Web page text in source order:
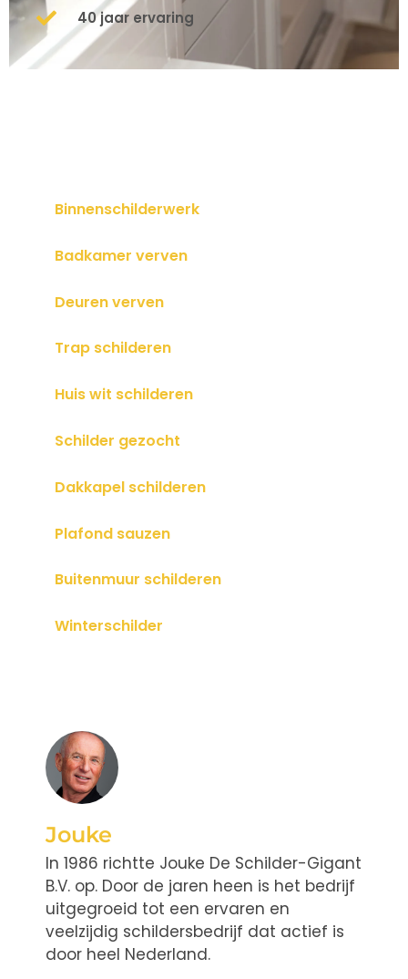
40 jaar ervaring
Binnenschilderwerk
Badkamer verven
Deuren verven
Trap schilderen
Huis wit schilderen
Schilder gezocht
Dakkapel schilderen
Plafond sauzen
Buitenmuur schilderen
Winterschilder
Jouke
In 1986 richtte Jouke De Schilder-Gigant
B.V. op. Door de jaren heen is het bedrijf
uitgegroeid tot een ervaren en
veelzijdig schildersbedrijf dat actief is
door heel Nederland.